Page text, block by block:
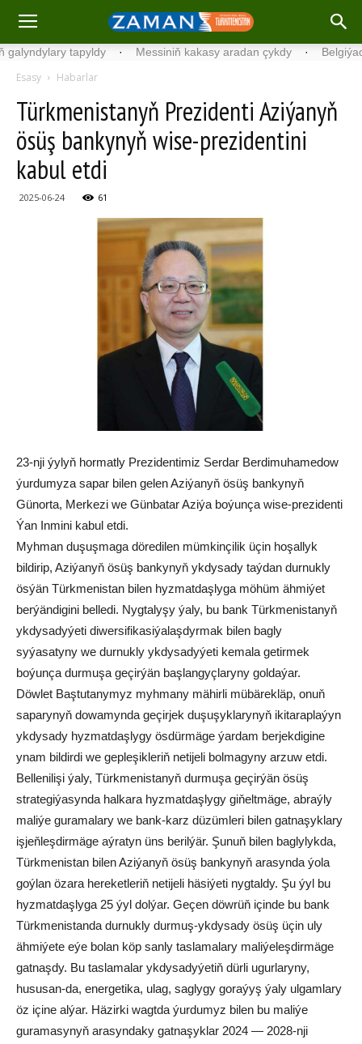
tapyldy · Messiniň kakasy aradan çykdy · Belgiýada
Esasy Habarlar
Türkmenistanyň Prezidenti Aziýanyň
ösüş bankynyň wise-prezidentini
kabul etdi
2025-06-24 61
23-nji ýylyň hormatly Prezidentimiz Serdar Berdimuhamedow
ýurdumyza sapar bilen gelen Aziýanyň ösüş bankynyň
Günorta, Merkezi we Günbatar Aziýa boýunça wise-prezidenti
Ýan Inmini kabul etdi.
Myhman duşuşmaga döredilen mümkinçilik üçin hoşallyk
bildirip, Aziýanyň ösüş bankynyň ykdysady taýdan durnukly
ösýän Türkmenistan bilen hyzmatdaşlyga möhüm ähmiýet
berýändigini belledi. Nygtalyşy ýaly, bu bank Türkmenistanyň
ykdysadyýeti diwersifikasiýalaşdyrmak bilen bagly
syýasatyny we durnukly ykdysadyýeti kemala getirmek
boýunça durmuşa geçirýän başlangyçlaryny goldaýar.
Döwlet Baştutanymyz myhmany mähirli mübärekläp, onuň
saparynyň dowamynda geçirjek duşuşyklarynyň ikitaraplaýyn
ykdysady hyzmatdaşlygy ösdürmäge ýardam berjekdigine
ynam bildirdi we gepleşikleriň netijeli bolmagyny arzuw etdi.
Bellenilişi ýaly, Türkmenistanyň durmuşa geçirýän ösüş
strategiýasynda halkara hyzmatdaşlygy giňeltmäge, abraýly
maliýe guramalary we bank-karz düzümleri bilen gatnaşyklary
işjeňleşdirmäge aýratyn üns berilýär. Şunuň bilen baglylykda,
Türkmenistan bilen Aziýanyň ösüş bankynyň arasynda ýola
goýlan özara hereketleriň netijeli häsiýeti nygtaldy. Şu ýyl bu
hyzmatdaşlyga 25 ýyl dolýar. Geçen döwrüň içinde bu bank
Türkmenistanda durnukly durmuş-ykdysady ösüş üçin uly
ähmiýete eýe bolan köp sanly taslamalary maliýeleşdirmäge
gatnaşdy. Bu taslamalar ykdysadyýetiň dürli ugurlaryny,
hususan-da, energetika, ulag, saglygy goraýyş ýaly ulgamlary
öz içine alýar. Häzirki wagtda ýurdumyz bilen bu maliýe
guramasynyň arasyndaky gatnaşyklar 2024 — 2028-nji